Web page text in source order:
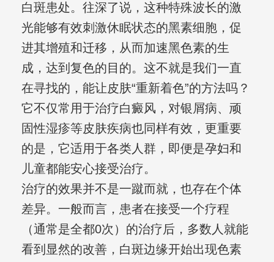
白斑患处。往深了说，这种特殊波长的激
光能够有效刺激休眠状态的黑素细胞，促
进其增殖和迁移，从而加速黑色素的生
成，达到复色的目的。这不就是我们一直
在寻找的，能让皮肤“重新着色”的方法吗？
它不仅常用于治疗白癜风，对银屑病、顽
固性湿疹等皮肤疾病也同样有效，更重要
的是，它适用于各类人群，即便是孕妇和
儿童都能安心接受治疗。
治疗的效果并不是一蹴而就，也存在个体
差异。一般而言，患者在接受一个疗程
（通常是全都0次）的治疗后，多数人就能
看到显然的改善，白斑边缘开始出现色素